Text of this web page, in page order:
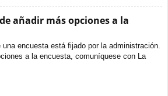
añadir más opciones a la
encuesta está fijado por la administración.
a la encuesta, comuníquese con La